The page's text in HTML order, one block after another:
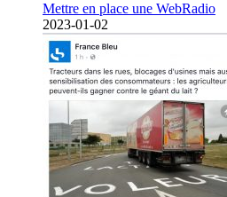
Mettre en place une WebRadio
2023-01-02